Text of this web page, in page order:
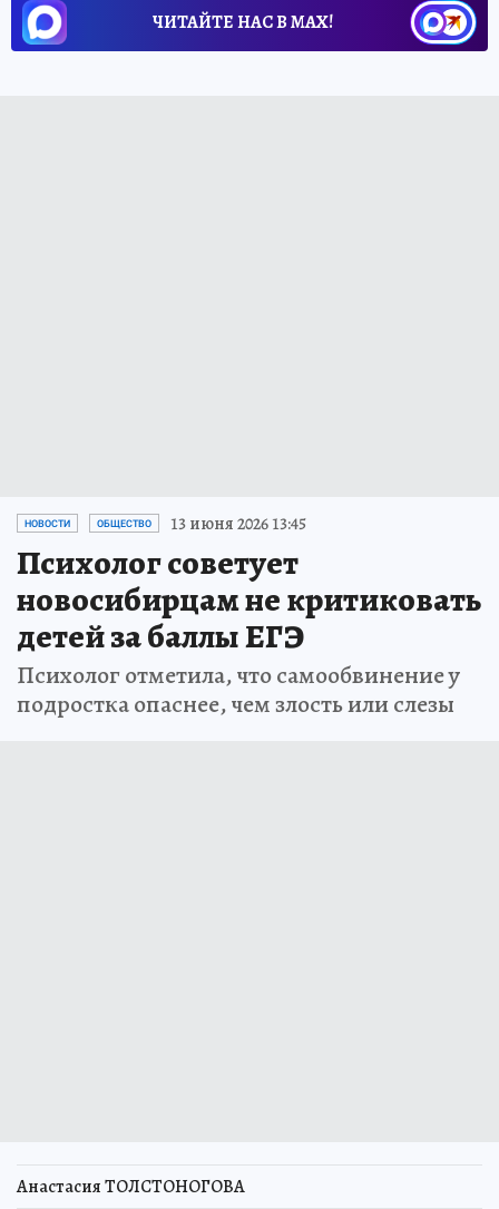
ЧИТАЙТЕ НАС В МАХ!
НОВОСТИ ОБЩЕСТВО 13 июня 2026 13:45
Психолог советует
новосибирцам не критиковать
детей за баллы ЕГЭ
Психолог отметила, что самообвинение у
подростка опаснее, чем злость или слезы
Анастасия ТОЛСТОНОГОВА